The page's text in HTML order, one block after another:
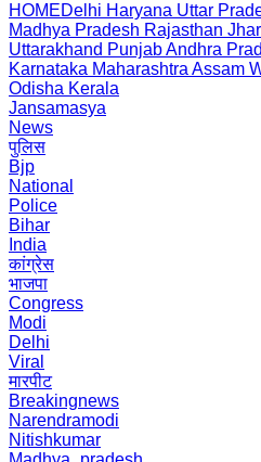
HOMEDelhi Haryana Uttar
Madhya Pradesh Rajasthan
Uttarakhand PunjabAndhra
Karnataka Maharashtra Assam
Odisha Kerala
Jansamasya
News
पुलिस
Bjp
National
Police
Bihar
India
कांग्रेस
भाजपा
Congress
Modi
Delhi
Viral
मारपीट
Breakingnews
Narendramodi
Nitishkumar